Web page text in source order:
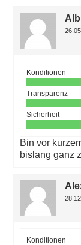
Konditionen
Transparenz
Sicherheit
Bin vor
bislang ganz
Konditionen